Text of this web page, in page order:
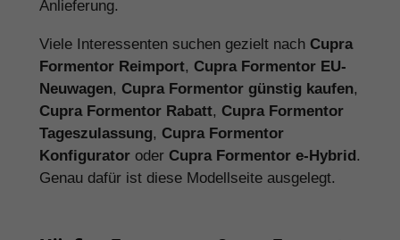
Anlieferung.
Viele Interessenten suchen gezielt nach Cupra
Formentor Reimport, Cupra Formentor EU-
Neuwagen, Cupra Formentor günstig kaufen,
Cupra Formentor Rabatt, Cupra Formentor
Tageszulassung, Cupra Formentor
Konfigurator oder Cupra Formentor e-Hybrid.
Genau dafür ist diese Modellseite ausgelegt.